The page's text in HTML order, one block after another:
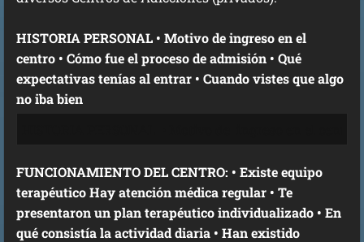
HISTORIA PERSONAL • Motivo de ingreso en el
centro • Cómo fue el proceso de admisión • Qué
expectativas tenías al entrar • Cuando vistes que algo
no iba bien
FUNCIONAMIENTO DEL CENTRO: • Existe equipo
terapéutico Hay atención médica regular • Te
presentaron un plan terapéutico individualizado • En
qué consistía la actividad diaria • Han existido